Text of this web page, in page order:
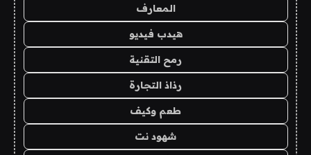
المعارف
هيدب فيديو
رمح التقنية
رذاذ التجارة
طعم وكيف
شهود نت